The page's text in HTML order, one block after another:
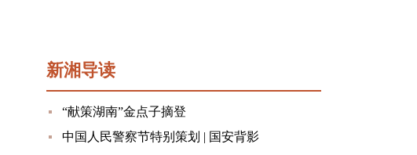
新湘导读
“献策湖南”金点子摘登
中国人民警察节特别策划 | 国安背影